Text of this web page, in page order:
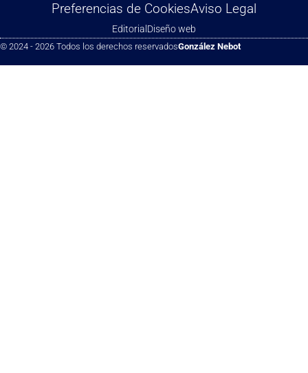
Preferencias de CookiesAviso Legal
Editorial Diseño web
© 2024 - 2026 Todos los derechos reservadosGonzález Nebot